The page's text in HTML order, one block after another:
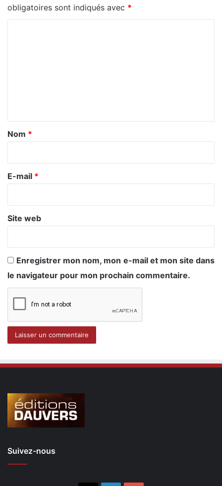
obligatoires sont indiqués avec *
a
r
e
Nom *
E-mail *
Site web
Enregistrer mon nom, mon e-mail et mon site dans
le navigateur pour mon prochain commentaire.
Suivez-nous